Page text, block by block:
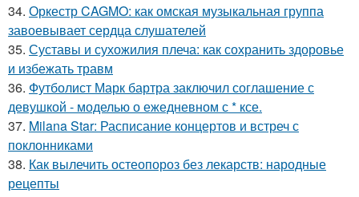
34. Оркестр CAGMO: как омская музыкальная группа
завоевывает сердца слушателей
35. Суставы и сухожилия плеча: как сохранить здоровье
и избежать травм
36. Футболист Марк бартра заключил соглашение с
девушкой - моделью о ежедневном с * ксе.
37. Milana Star: Расписание концертов и встреч с
поклонниками
38. Как вылечить остеопороз без лекарств: народные
рецепты